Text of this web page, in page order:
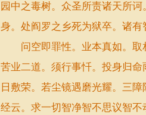
园中之毒树。众圣所责诸天所
身。处阎罗之乡死为狱卒。诸
问空即罪性。业本真如。取
苦业二道。须行事忏。投身归
日敷荣。若尘镜遇磨光耀。三
经云。求一切智净智不思议智